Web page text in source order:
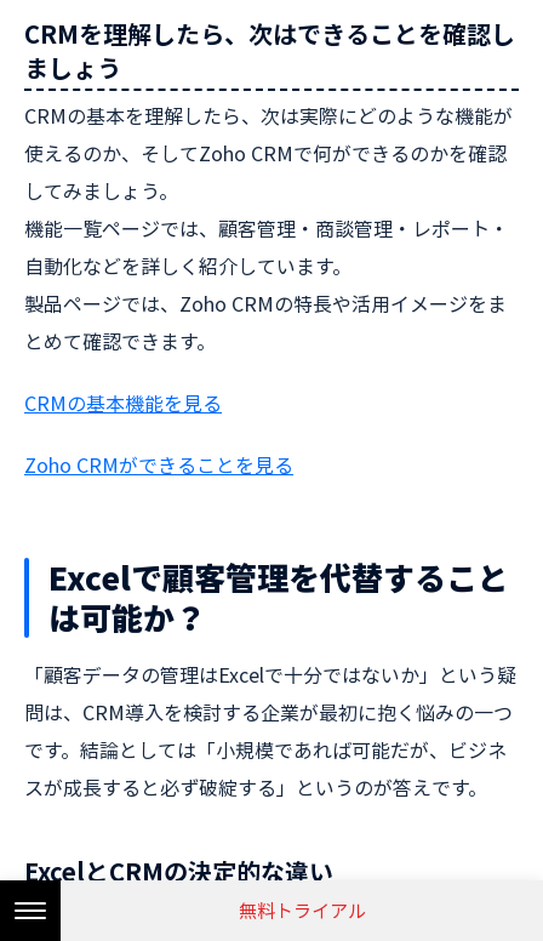
CRMを理解したら、次はできることを確認し
ましょう
CRMの基本を理解したら、次は実際にどのような機能が
使えるのか、そしてZoho CRMで何ができるのかを確認
してみましょう。
機能一覧ページでは、顧客管理・商談管理・レポート・
自動化などを詳しく紹介しています。
製品ページでは、Zoho CRMの特長や活用イメージをま
とめて確認できます。
CRMの基本機能を見る
Zoho CRMができることを見る
Excelで顧客管理を代替すること
は可能か？
「顧客データの管理はExcelで十分ではないか」という疑
問は、CRM導入を検討する企業が最初に抱く悩みの一つ
です。結論としては「小規模であれば可能だが、ビジネ
スが成長すると必ず破綻する」というのが答えです。
ExcelとCRMの決定的な違い
無料トライアル